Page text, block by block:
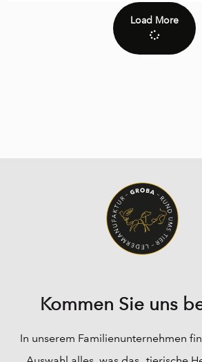
Load More
Kommen Sie uns
In unserem Familienunternehmen